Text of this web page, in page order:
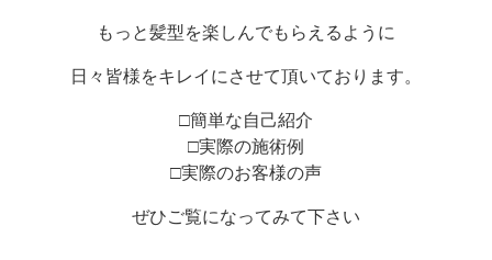
もっと髪型を楽しんでもらえるように
日々皆様をキレイにさせて頂いております。
□簡単な自己紹介
□実際の施術例
□実際のお客様の声
ぜひご覧になってみて下さい